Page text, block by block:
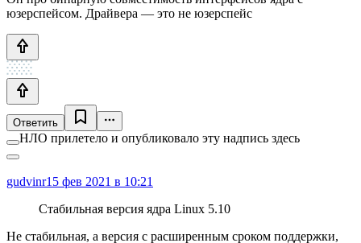
юзерспейсом. Драйвера — это не юзерспейс
Ответить
НЛО прилетело и опубликовало эту надпись здесь
gudvinr15 фев 2021 в 10:21
Стабильная версия ядра Linux 5.10
Не стабильная, а версия с расширенным сроком поддержки,